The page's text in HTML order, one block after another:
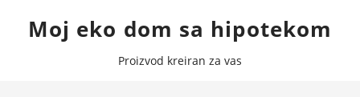
Moj eko dom sa hipotekom
Proizvod kreiran za vas